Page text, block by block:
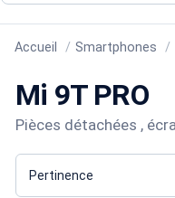
Accueil Smartphones
Mi 9T PRO
Pièces détachées ,
Pertinence